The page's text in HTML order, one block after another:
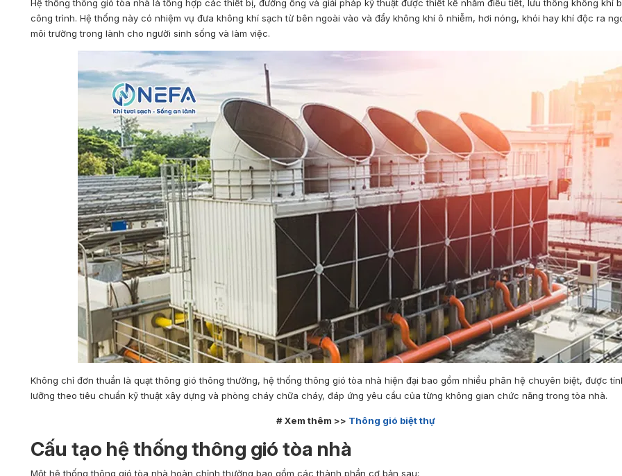
Hệ thống thông gió tòa nhà là tổng hợp các thiết bị, đường ống và giải pháp kỹ thuật được thiết kế nhằm điều tiết, lưu thông không khí
công trình. Hệ thống này có nhiệm vụ đưa không khí sạch từ bên ngoài vào và đẩy không khí ô nhiễm, hơi nóng, khói hay khí độc ra
môi trường trong lành cho người sinh sống và làm việc.
Không chỉ đơn thuần là quạt thông gió thông thường, hệ thống thông gió tòa nhà hiện đại bao gồm nhiều phân hệ chuyên biệt, được
lưỡng theo tiêu chuẩn kỹ thuật xây dựng và phòng cháy chữa cháy, đáp ứng yêu cầu của từng không gian chức năng trong tòa nhà.
# Xem thêm >> Thông gió biệt thự
Cấu tạo hệ thống thông gió tòa nhà
Một hệ thống thông gió tòa nhà hoàn chỉnh thường bao gồm các thành phần cơ bản sau: